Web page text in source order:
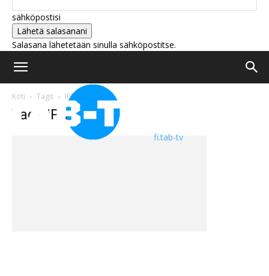
sähköpostisi
Salasana lähetetään sinulla sähköpostitse.
fi.tab-tv
Koti Tagit IPhone
Tagi: iPhone